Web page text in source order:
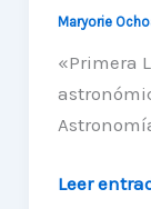
Maryorie
«Primera
Ya
Leer